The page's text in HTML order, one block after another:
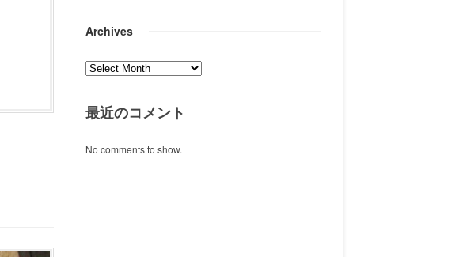
Archives
Archives
最近のコメント
No comments to show.